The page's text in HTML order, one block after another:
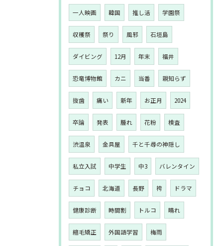
一人映画 韓国 推し活 学園祭
収穫祭 祭り 風邪 石垣島
ダイビング 12月 年末 福井
恐竜博物館 カニ 当番 親知らず
抜歯 痛い 新年 お正月 2024
卒論 発表 腫れ 花粉 検査
渋温泉 金具屋 千と千尋の神隠し
私立入試 中学生 中3 バレンタイン
チョコ 北海道 長野 袴 ドラマ
健康診断 時間割 トルコ 晴れ
縮毛矯正 外国語学習 梅雨